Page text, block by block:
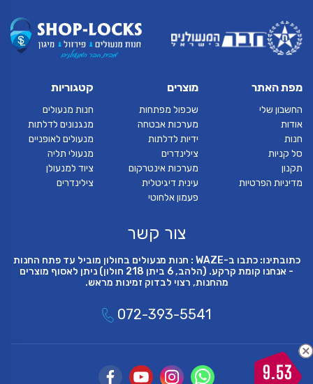
מפת האתר
החשבון שלי
אודות
חנות
סל קניות
תקנון
מדיניות הפרטיות
מוצרים
שכפול מפתחות
מערכות אבטחה
ידיות לדלתות
צילינדרים
מערכות אינטרקום
עינית דיגיטלית
פעמון אלחוטי
קטגוריות
חנות מנעולים
מנגנונים לדלתות
מנעולים לאופניים
מנעולי תליה
ציוד למנעולן
צילינדרים
צור קשר
כתובתינו: כתבו ב-WAZE : חנות מנעולים בחולון מוביל עד פתח החנות
- אנחנו קומת קרקע. (הלהב, 6 ביתן 218 חולון) ניתן לאסוף מוצרים
מהחנות, רצוי לבדוק זמינות מראש.
072-393-5541
9.53